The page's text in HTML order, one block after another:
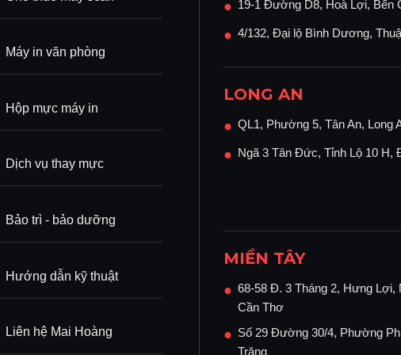
dành cho nhóm nhân viên tối đa 100 người, hoặc dùng
lên đến 50
Máy in văn phòng
Hộp mực máy in
Dịch vụ thay mực
Bảo trì - bảo dưỡng
Hướng dẫn kỹ thuật
Liên hệ Mai Hoàng
● 19-1 Đường D8, Hoà Lợi, Bến
● 4/132, Đại lộ Bình Dương,
LONG AN
● QL1, Phường 5, Tân An, Long
● Ngã 3 Tân Đức, Tỉnh Lộ 10 H,
MIỀN TÂY
● 68-58 Đ. 3 Tháng 2, Hưng Lợi,
Cần Thơ
● Số 29 Đường 30/4, Phường
Trăng